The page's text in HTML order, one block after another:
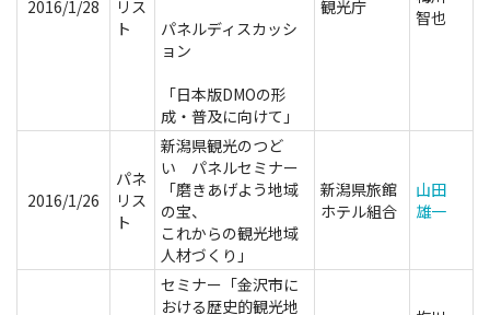
2016/1/28
リス
ト
パネルディスカッシ
ョン
「日本版DMOの形
成・普及に向けて」
観光庁
智也
2016/1/26
パネ
リス
ト
新潟県観光のつど
い パネルセミナー
「磨きあげよう地域
の宝、
これからの観光地域
人材づくり」
新潟県旅館
ホテル組合
山田
雄一
セミナー「金沢市に
おける歴史的観光地